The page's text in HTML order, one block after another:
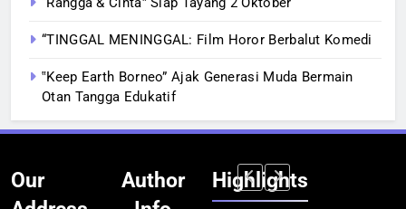
“TINGGAL MENINGGAL: Film Horor Berbalut Komedi
‟Keep Earth Borneo” Ajak Generasi Muda Bermain
Otan Tangga Edukatif
Our
Author
Highlights